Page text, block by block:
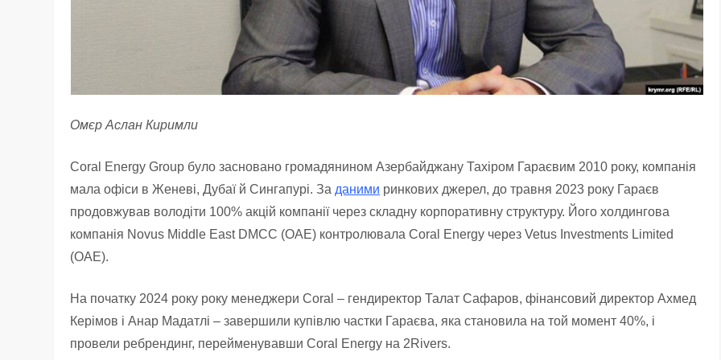
Омєр Аслан Киримли
Coral Energy Group було засновано громадянином Азербайджану Тахіром Гараєвим 2010 року, компанія
мала офіси в Женеві, Дубаї й Сингапурі. За даними ринкових джерел, до травня 2023 року Гараєв
продовжував володіти 100% акцій компанії через складну корпоративну структуру. Його холдингова
компанія Novus Middle East DMCC (ОАЕ) контролювала Coral Energy через Vetus Investments Limited
(ОАЕ).
На початку 2024 року року менеджери Coral – гендиректор Талат Сафаров, фінансовий директор Ахмед
Керімов і Анар Мадатлі – завершили купівлю частки Гараєва, яка становила на той момент 40%, і
провели ребрендинг, перейменувавши Coral Energy на 2Rivers.